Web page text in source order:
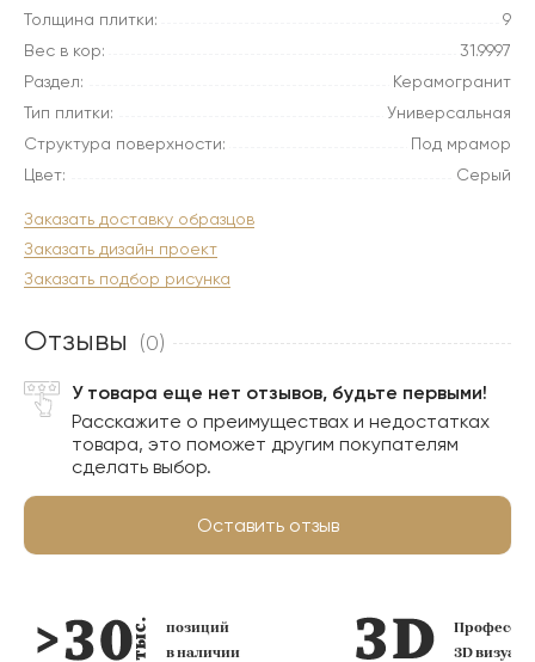
Толщина плитки:
9
Вес в кор:
31.9997
Раздел:
Керамогранит
Тип плитки:
Универсальная
Структура поверхности:
Под мрамор
Цвет:
Серый
Заказать доставку образцов
Заказать дизайн проект
Заказать подбор рисунка
Отзывы (0)
У товара еще нет отзывов, будьте первыми!
Расскажите о преимуществах и недостатках
товара, это поможет другим покупателям
сделать выбор.
Оставить отзыв
позиций
в наличии
3D